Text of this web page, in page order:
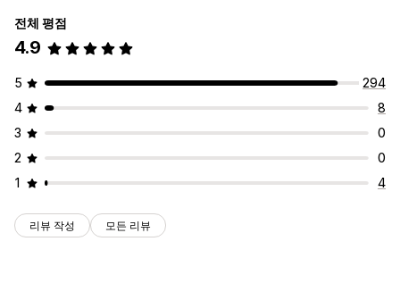
우편 사서함 제한 사항
주소 확인 이름 바꾸기 옵션
여러 언어
픽업 옵션
오프라인 스토어 여러 위치
전체 평점
4.9
5
294
4
8
3
0
2
0
1
4
리뷰 작성 모든 리뷰